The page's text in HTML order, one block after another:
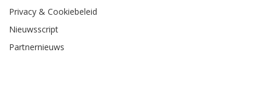
Privacy & Cookiebeleid
Nieuwsscript
Partnernieuws